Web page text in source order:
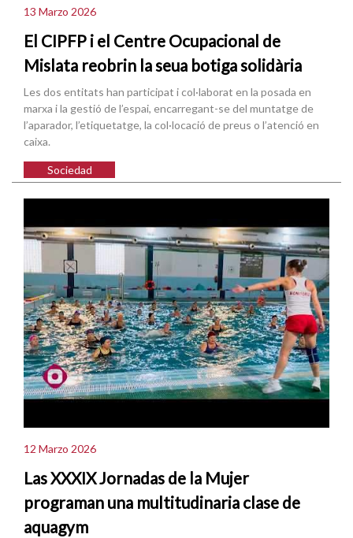
13 Marzo 2026
El CIPFP i el Centre Ocupacional de
Mislata reobrin la seua botiga solidària
Les dos entitats han participat i col·laborat en la posada en
marxa i la gestió de l’espai, encarregant-se del muntatge de
l’aparador, l’etiquetatge, la col·locació de preus o l’atenció en
caixa.
Sociedad
12 Marzo 2026
Las XXXIX Jornadas de la Mujer
programan una multitudinaria clase de
aquagym